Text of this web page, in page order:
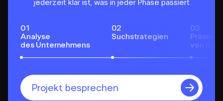
jederzeit klar ist, was in jeder Phase passiert
01
Analyse
des Unternehmens
02
Suchstrategien
03
von
Projekt besprechen